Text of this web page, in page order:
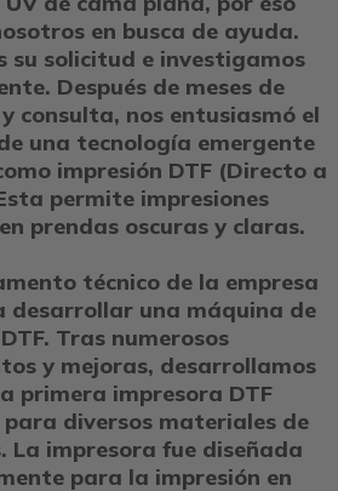
en busca de ayuda.
su solicitud e investigamos
Después de meses de
consulta, nos entusiasmó el
una tecnología emergente
impresión DTF (Directo a
permite impresiones
prendas oscuras y claras.
técnico de la empresa
desarrollar una máquina de
Tras numerosos
y mejoras, desarrollamos
primera impresora DTF
diversos materiales de
La impresora fue diseñada
para la impresión en